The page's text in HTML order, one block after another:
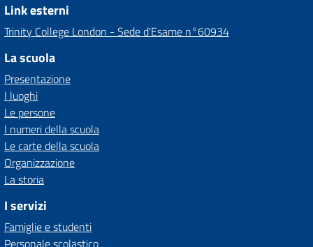
Link esterni
Trinity College London - Sede d'Esame n°60934
La scuola
Presentazione
I luoghi
Le persone
I numeri della scuola
Le carte della scuola
Organizzazione
La storia
I servizi
Famiglie e studenti
Personale scolastico